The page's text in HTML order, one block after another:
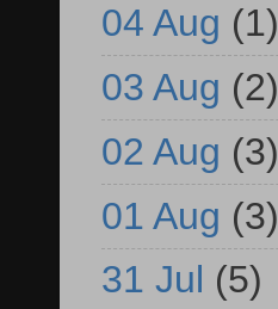
04 Aug (1)
03 Aug (2)
02 Aug (3)
01 Aug (3)
31 Jul (5)